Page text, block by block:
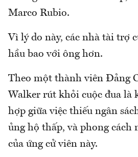
Marco Rubio.
Vì lý do này, các nhà tài trợ
hầu bao với ông hơn.
Theo một thành viên Đảng
Walker rút khỏi cuộc đua là
hợp giữa việc thiếu ngân
ủng hộ thấp, và phong cách
của ứng cử viên này.